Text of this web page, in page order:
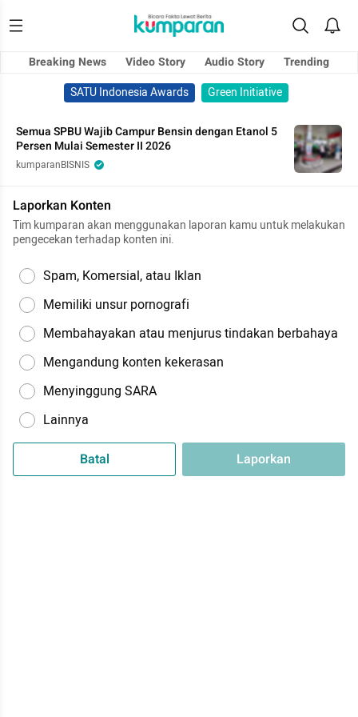
Breaking News Video Story Audio Story
Trending
SATU Indonesia Awards
Green Initiative
Semua SPBU Wajib Campur Bensin dengan Etanol 5
Persen Mulai Semester II 2026
kumparanBISNIS
Laporkan Konten
Tim kumparan akan menggunakan laporan kamu untuk melakukan
pengecekan terhadap konten ini.
Spam, Komersial, atau Iklan
Memiliki unsur pornografi
Membahayakan atau menjurus tindakan berbahaya
Mengandung konten kekerasan
Menyinggung SARA
Lainnya
Batal Laporkan